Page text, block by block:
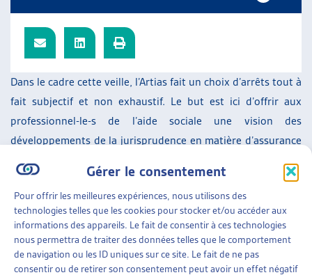
Gérer le consentement
Pour offrir les meilleures expériences, nous utilisons des
technologies telles que les cookies pour stocker et/ou accéder aux
informations des appareils. Le fait de consentir à ces technologies
nous permettra de traiter des données telles que le comportement
de navigation ou les ID uniques sur ce site. Le fait de ne pas
consentir ou de retirer son consentement peut avoir un effet négatif
Dans le cadre cette veille, l’Artias fait un choix d’arrêts tout à
fait subjectif et non exhaustif. Le but est ici d’offrir aux
professionnel-le-s de l’aide sociale une vision des
développements de la jurisprudence en matière d’assurance
sociales, et si nécessaire une meilleure vue du
fonctionnement des assurances sociales.
Dans ce document, vous trouverez des résumés d’arrêts
publiés qui nous ont paru importants. Vous trouverez
également quelques arrêts non publiés, résumés un peu
plus longuement. Ceux-ci ne présentent pas forcément de